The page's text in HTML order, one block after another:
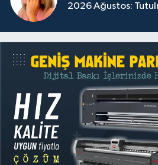
2026 Ağustos: